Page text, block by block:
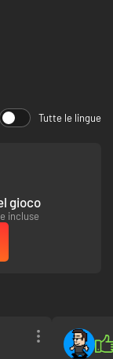
Tutte le lingue
gioco
incluse